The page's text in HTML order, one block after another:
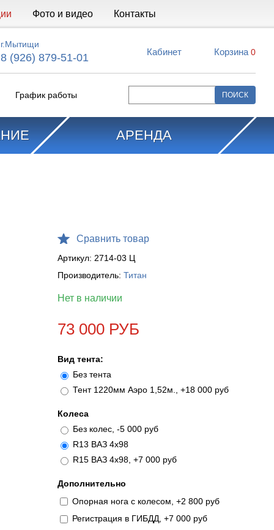
Фото и видео Контакты
г.Мытищи
8 (926) 879-51-01 Кабинет Корзина 0
График работы
АРЕНДА
Сравнить товар
Артикул: 2714-03 Ц
Производитель: Титан
Нет в наличии
73 000 РУБ
Вид тента:
Без тента
Тент 1220мм Аэро 1,52м., +18 000 руб
Колеса
Без колес, -5 000 руб
R13 ВАЗ 4х98
R15 ВАЗ 4х98, +7 000 руб
Дополнительно
Опорная нога с колесом, +2 800 руб
Регистрация в ГИБДД, +7 000 руб